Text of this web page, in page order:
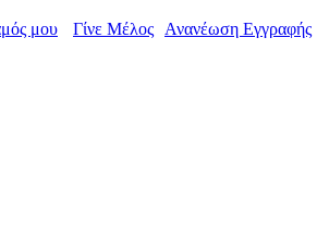
μου Γίνε Μέλος Ανανέωση Εγγραφής